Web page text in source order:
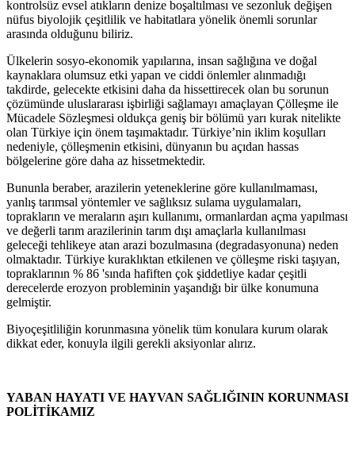
kontrolsüz evsel atıkların denize boşaltılması ve sezonluk değişen
nüfus biyolojik çeşitlilik ve habitatlara yönelik önemli sorunlar
arasında olduğunu biliriz.
Ülkelerin sosyo-ekonomik yapılarına, insan sağlığına ve doğal
kaynaklara olumsuz etki yapan ve ciddi önlemler alınmadığı
takdirde, gelecekte etkisini daha da hissettirecek olan bu sorunun
çözümünde uluslararası işbirliği sağlamayı amaçlayan Çölleşme ile
Mücadele Sözleşmesi oldukça geniş bir bölümü yarı kurak nitelikte
olan Türkiye için önem taşımaktadır. Türkiye’nin iklim koşulları
nedeniyle, çölleşmenin etkisini, dünyanın bu açıdan hassas
bölgelerine göre daha az hissetmektedir.
Bununla beraber, arazilerin yeteneklerine göre kullanılmaması,
yanlış tarımsal yöntemler ve sağlıksız sulama uygulamaları,
toprakların ve meraların aşırı kullanımı, ormanlardan açma yapılması
ve değerli tarım arazilerinin tarım dışı amaçlarla kullanılması
geleceği tehlikeye atan arazi bozulmasına (degradasyonuna) neden
olmaktadır. Türkiye kuraklıktan etkilenen ve çölleşme riski taşıyan,
topraklarının % 86 'sında hafiften çok şiddetliye kadar çeşitli
derecelerde erozyon probleminin yaşandığı bir ülke konumuna
gelmiştir.
Biyoçeşitliliğin korunmasına yönelik tüm konulara kurum olarak
dikkat eder, konuyla ilgili gerekli aksiyonlar alırız.
YABAN HAYATI VE HAYVAN SAĞLIĞININ KORUNMASI
POLİTİKAMIZ